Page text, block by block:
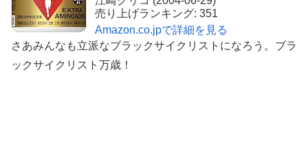
売り上げランキング: 351
Amazon.co.jpで詳細を見る
さあみんなも立派なブラックサイクリストになろう。ブラ
ックサイクリスト万歳！